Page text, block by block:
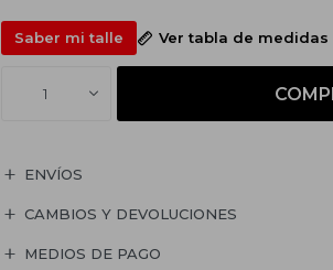
Saber mi talle Ver tabla de medidas
1
ENVÍOS
CAMBIOS Y DEVOLUCIONES
MEDIOS DE PAGO